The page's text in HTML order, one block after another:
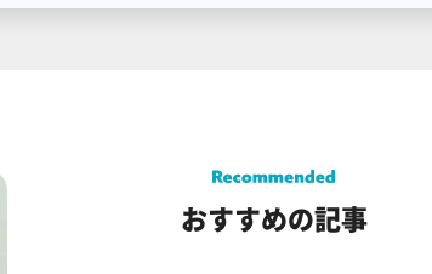
おすすめの記事